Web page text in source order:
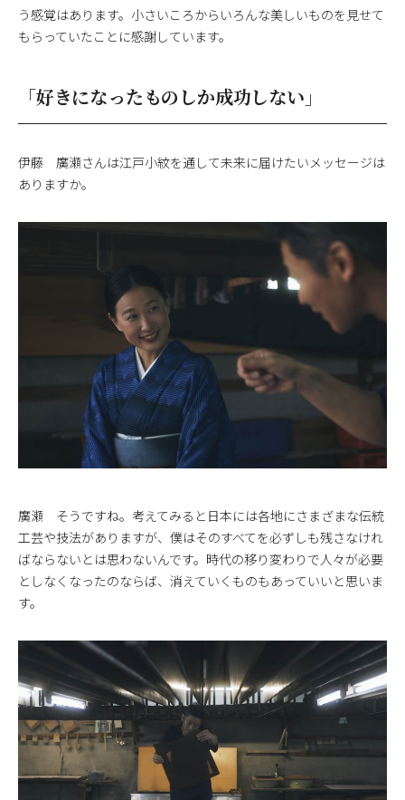
う感覚はあります。小さいころからいろんな美しいものを見せて
もらっていたことに感謝しています。
「好きになったものしか成功しない」
伊藤 廣瀬さんは江戸小紋を通して未来に届けたいメッセージは
ありますか。
廣瀬 そうですね。考えてみると日本には各地にさまざまな伝統
工芸や技法がありますが、僕はそのすべてを必ずしも残さなけれ
ばならないとは思わないんです。時代の移り変わりで人々が必要
としなくなったのならば、消えていくものもあっていいと思いま
す。